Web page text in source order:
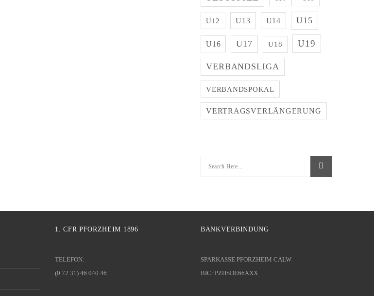
U12 U13 U14 U15
U16 U17 U18 U19
VERBANDSLIGA
VERBANDSPOKAL
VERTRAGSVERLÄNGERUNG
1. CFR PFORZHEIM 1896
TELEFON:
(0 72 31) 46 040 46
BANKVERBINDUNG
SPARKASSE PFORZHEIM CALW
BIC: PZHSDE66XXX